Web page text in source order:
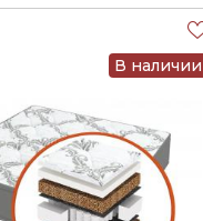
В наличии